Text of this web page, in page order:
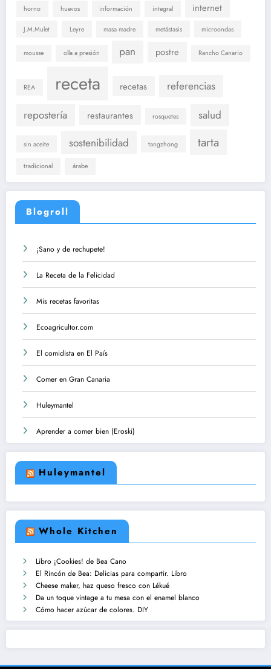
horno huevos información integral internet
J.M.Mulet Leyre masa madre metástasis microondas
mousse olla a presión pan postre Rancho Canario
REA receta recetas
referencias
repostería
restaurantes rosquetes salud
sin aceite sostenibilidad tangzhong tarta
tradicional árabe
Blogroll
¡Sano y de rechupete!
La Receta de la Felicidad
Mis recetas favoritas
Ecoagricultor.com
El comidista en El País
Comer en Gran Canaria
Huleymantel
Aprender a comer bien (Eroski)
Huleymantel
Whole Kitchen
Libro ¡Cookies! de Bea Cano
El Rincón de Bea: Delicias para compartir. Libro
Cheese maker, haz queso fresco con Lékué
Da un toque vintage a tu mesa con el enamel blanco
Cómo hacer azúcar de colores. DIY